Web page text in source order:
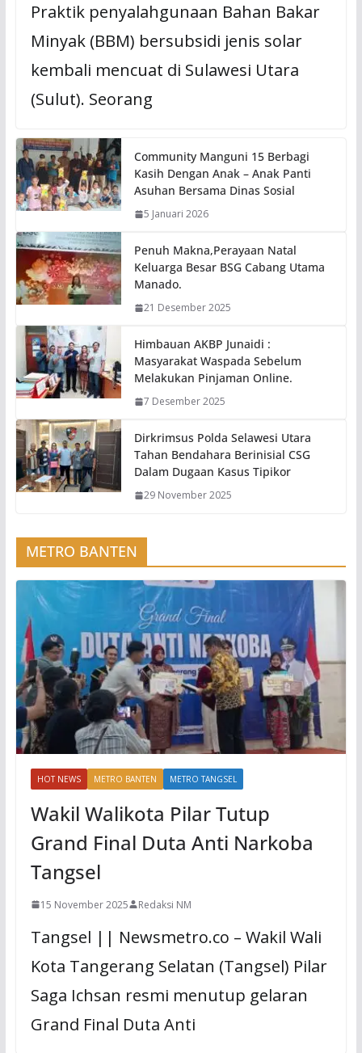
Praktik penyalahgunaan Bahan Bakar
Minyak (BBM) bersubsidi jenis solar
kembali mencuat di Sulawesi Utara
(Sulut). Seorang
Community Manguni 15 Berbagi
Kasih Dengan Anak – Anak Panti
Asuhan Bersama Dinas Sosial
5 Januari 2026
Penuh Makna,Perayaan Natal
Keluarga Besar BSG Cabang Utama
Manado.
21 Desember 2025
Himbauan AKBP Junaidi :
Masyarakat Waspada Sebelum
Melakukan Pinjaman Online.
7 Desember 2025
Dirkrimsus Polda Selawesi Utara
Tahan Bendahara Berinisial CSG
Dalam Dugaan Kasus Tipikor
29 November 2025
METRO BANTEN
HOT NEWS METRO BANTEN METRO TANGSEL
Wakil Walikota Pilar Tutup
Grand Final Duta Anti Narkoba
Tangsel
15 November 2025 Redaksi NM
Tangsel || Newsmetro.co – Wakil Wali
Kota Tangerang Selatan (Tangsel) Pilar
Saga Ichsan resmi menutup gelaran
Grand Final Duta Anti